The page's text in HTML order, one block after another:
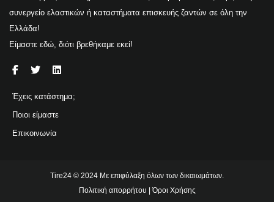
συνεργείο ελαστικών ή καταστήματα επισκευής ζαντών σε όλη την
Ελλάδα!
Είμαστε εδώ, διότι βρεθήκαμε εκεί!
Έχεις κατάστημα;
Ποιοι είμαστε
Επικοινωνία
Tire24 © 2024 Με επιφύλαξη όλων των δικαιωμάτων.
Πολιτική απορρήτου |Όροι Χρήσης